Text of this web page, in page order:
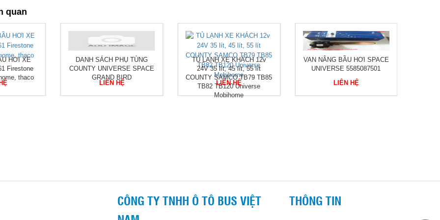
quan
HƠI XE
Firestone
thaco
DANH SÁCH PHỤ TÙNG
COUNTY UNIVERSE SPACE
GRAND BIRD
LIÊN HỆ
TỦ LẠNH XE KHÁCH 12v
24V 35 lít, 45 lít, 55 lít
COUNTY SAMCO TB79 TB85
TB82 TB120 Universe
Mobihome
LIÊN HỆ
VAN NÂNG BẦU HƠI SPACE
UNIVERSE 5585087501
LIÊN HỆ
CÔNG TY TNHH Ô TÔ BUS VIỆT
THÔNG TIN